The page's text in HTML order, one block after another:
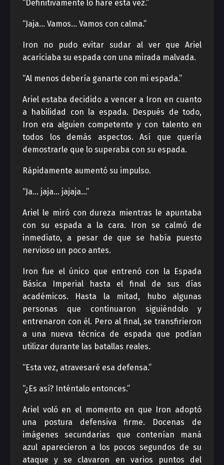
“Definitivamente lo haré esta vez.”
“Jaja… Vamos… Vamos con calma.”
Iron no pudo evitar sudar al ver que Ariel
acariciaba su espada con una mirada malvada.
“Al menos debería ganarte con mi espada.”
Ariel estaba decidido a vencer a Iron en cuanto
a habilidad con la espada. Después de todo,
Iron era alguien competente y con talento en
todos los demás aspectos. Así que quería
demostrarle que lo superaba con su espada.
Rápidamente aumentó su impulso.
“Ja… jaja… jajaja…”
Ariel le miró con dureza mientras le apuntaba
con su espada a la cara. Iron se calmó de
inmediato, a pesar de que se había puesto
nervioso un poco antes.
Iron fue el único que entrenó con la Espada
Básica Imperial hasta el final de sus días
académicos. Hasta la mitad, hubo algunas
personas que continuaron siguiéndolo y
entrenaron con él. Pero al final, se transfirieron
a una nueva técnica de espada que podían
utilizar durante las batallas reales.
“Esta vez, atravesaré esa defensa.”
“¿Es así? Inténtalo entonces.”
Ariel voló en el momento en que Iron adoptó
una postura defensiva firme. Docenas de
imágenes secundarias que contenían maná
azul aparecieron a los pocos segundos de su
ataque y se clavaron en varios puntos del